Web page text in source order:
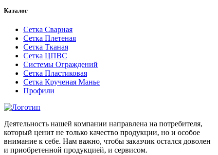
Каталог
Сетка Сварная
Сетка Плетеная
Сетка Тканая
Сетка ЦПВС
Системы Ограждений
Сетка Пластиковая
Сетка Крученая Манье
Профили
Деятельность нашей компании направлена на потребителя,
который ценит не только качество продукции, но и особое
внимание к себе. Нам важно, чтобы заказчик остался доволен
и приобретенной продукцией, и сервисом.